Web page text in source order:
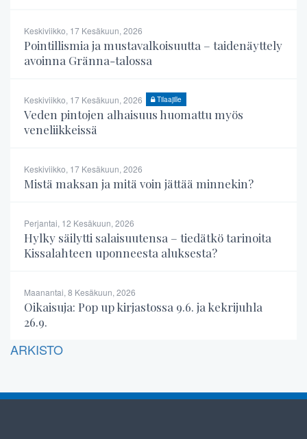
Keskiviikko, 17 Kesäkuun, 2026
Pointillismia ja mustavalkoisuutta – taidenäyttely
avoinna Gränna-talossa
Keskiviikko, 17 Kesäkuun, 2026 Tilaajille
Veden pintojen alhaisuus huomattu myös
veneliikkeissä
Keskiviikko, 17 Kesäkuun, 2026
Mistä maksan ja mitä voin jättää minnekin?
Perjantai, 12 Kesäkuun, 2026
Hylky säilytti salaisuutensa – tiedätkö tarinoita
Kissalahteen uponneesta aluksesta?
Maanantai, 8 Kesäkuun, 2026
Oikaisuja: Pop up kirjastossa 9.6. ja kekrijuhla
26.9.
ARKISTO